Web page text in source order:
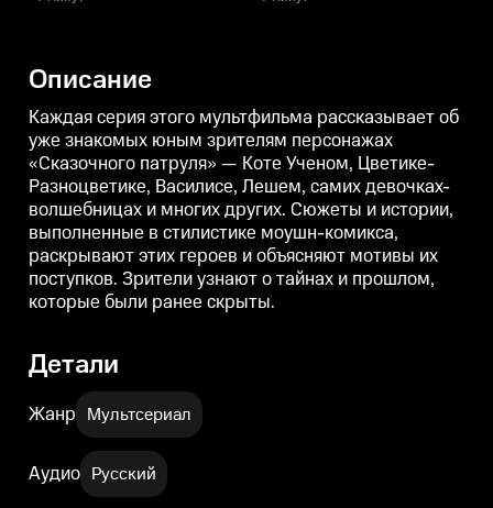
многих других. Сюжеты и
истории, выполненные в
стилистике моушн-комикса,
раскрывают этих героев и
объясняют мотивы их
поступков. Зрители узнают о
тайнах и прошлом, которые
были ранее скрыты.
стилистике моушн-комикса,
раскрывают этих героев и
объясняют мотивы их
поступков. Зрители узнают о
тайнах и прошлом, которые
были ранее скрыты.
Описание
Каждая серия этого мультфильма рассказывает об
уже знакомых юным зрителям персонажах
«Сказочного патруля» — Коте Ученом, Цветике-
Разноцветике, Василисе, Лешем, самих девочках-
волшебницах и многих других. Сюжеты и истории,
выполненные в стилистике моушн-комикса,
раскрывают этих героев и объясняют мотивы их
поступков. Зрители узнают о тайнах и прошлом,
которые были ранее скрыты.
Детали
Жанр Мультсериал
Аудио Русский